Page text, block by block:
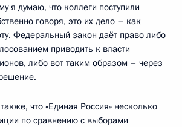
я думаю, что коллеги поступили
говоря, это их дело – как
Федеральный закон даёт право либо
приводить к власти
либо вот таким образом – через
что «Единая Россия» несколько
по сравнению с выборами